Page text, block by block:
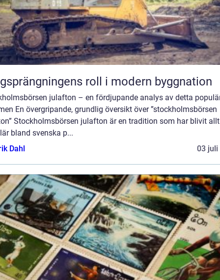
roll i modern byggnation
julafton – en fördjupande analys av detta
En övergripande, grundlig översikt över ”stockholmsbörsen
Stockholmsbörsen julafton är en tradition som har blivit
bland svenska p...
Dahl
03 juli